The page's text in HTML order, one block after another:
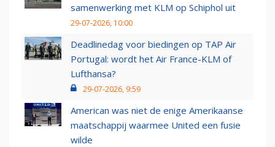
samenwerking met KLM op Schiphol uit
29-07-2026, 10:00
Deadlinedag voor biedingen op TAP Air
Portugal: wordt het Air France-KLM of
Lufthansa?
29-07-2026, 9:59
American was niet de enige Amerikaanse
maatschappij waarmee United een fusie
wilde